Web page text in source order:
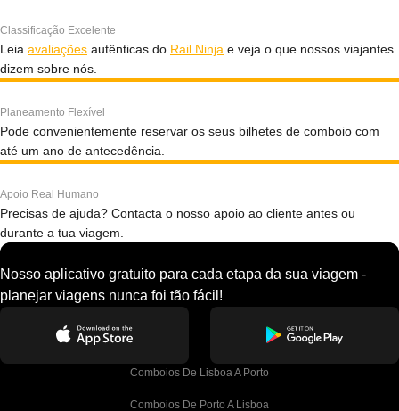
Classificação Excelente
Leia avaliações autênticas do Rail Ninja e veja o que nossos viajantes
dizem sobre nós.
Planeamento Flexível
Pode convenientemente reservar os seus bilhetes de comboio com
até um ano de antecedência.
Apoio Real Humano
Precisas de ajuda? Contacta o nosso apoio ao cliente antes ou
durante a tua viagem.
Nosso aplicativo gratuito para cada etapa da sua viagem -
planejar viagens nunca foi tão fácil!
Comboios De Lisboa A Porto
Comboios De Porto A Lisboa